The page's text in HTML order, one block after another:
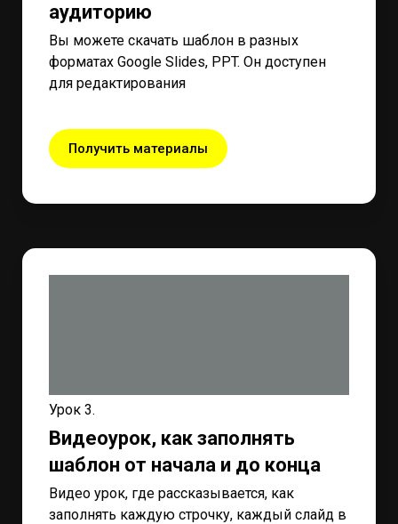
аудиторию
Вы можете скачать шаблон в разных
форматах Google Slides, PPT. Он доступен
для редактирования
Получить материалы
Урок 3.
Видеоурок, как заполнять
шаблон от начала и до конца
Видео урок, где рассказывается, как
заполнять каждую строчку, каждый слайд в